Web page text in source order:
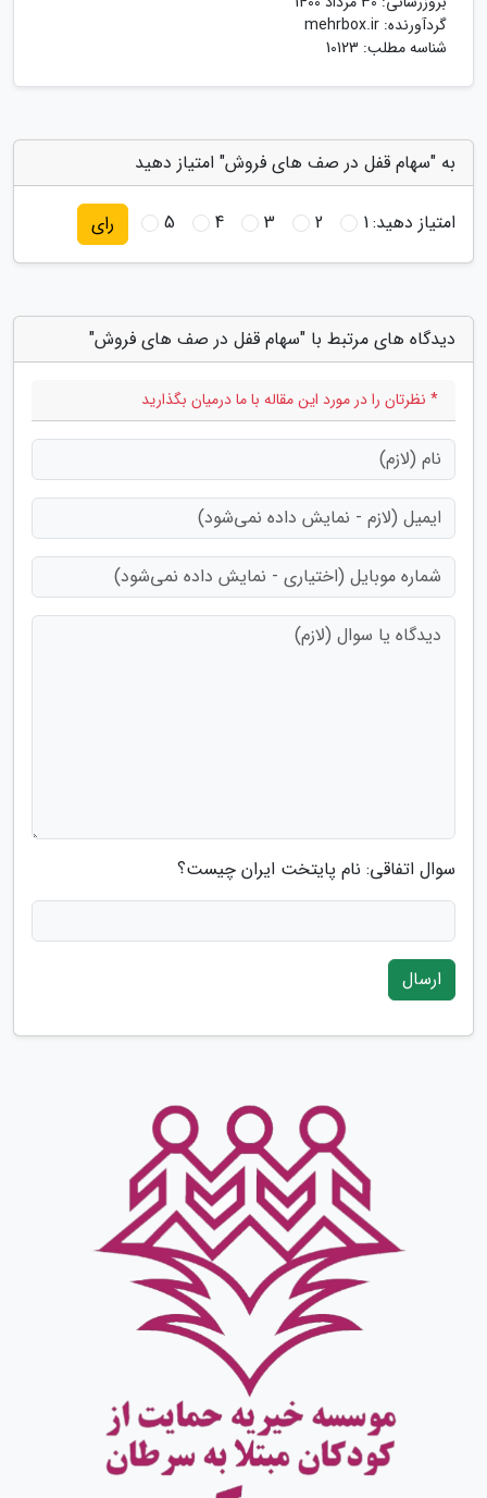
گردآورنده: mehrbox.ir
شناسه مطلب: 10123
به "سهام قفل در صف های فروش" امتیاز دهید
امتیاز دهید:1
2
3
4
5 رای
دیدگاه های مرتبط با "سهام قفل در صف های فروش"
* نظرتان را در مورد این مقاله با ما درمیان بگذارید
سوال اتفاقی: نام پایتخت ایران چیست؟
ارسال